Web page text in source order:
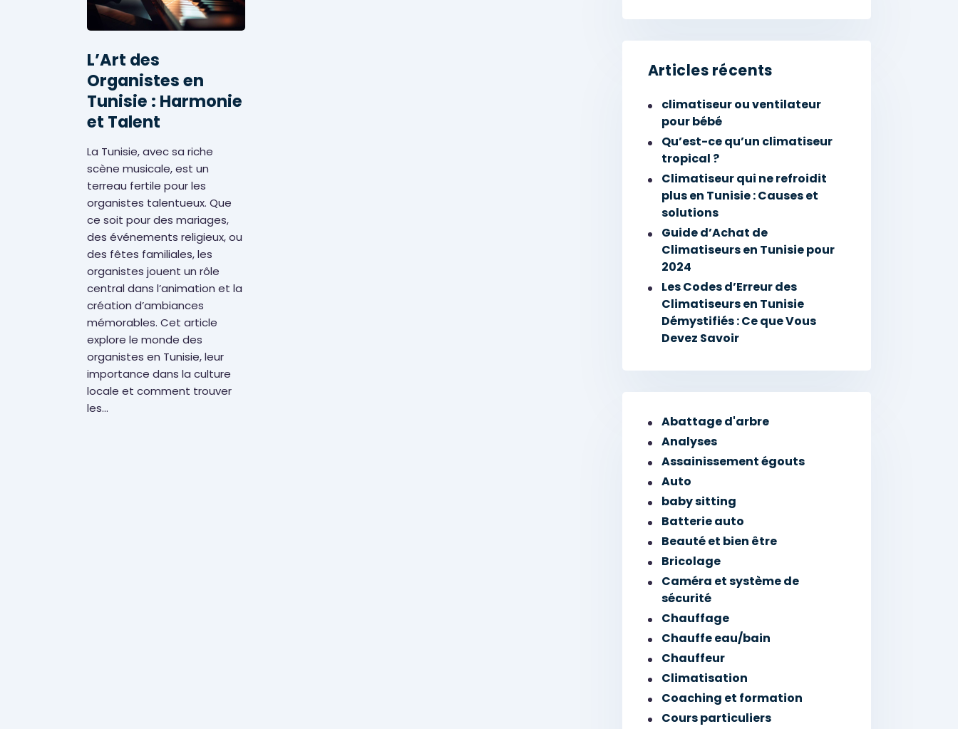
Évènementiels
L’Art des
Organistes en
Tunisie : Harmonie
et Talent
La Tunisie, avec sa riche
scène musicale, est un
terreau fertile pour les
organistes talentueux. Que
ce soit pour des mariages,
des événements religieux, ou
des fêtes familiales, les
organistes jouent un rôle
central dans l’animation et la
création d’ambiances
mémorables. Cet article
explore le monde des
organistes en Tunisie, leur
importance dans la culture
locale et comment trouver
les…
Articles récents
climatiseur ou ventilateur
pour bébé
Qu’est-ce qu’un climatiseur
tropical ?
Climatiseur qui ne refroidit
plus en Tunisie : Causes et
solutions
Guide d’Achat de
Climatiseurs en Tunisie pour
2024
Les Codes d’Erreur des
Climatiseurs en Tunisie
Démystifiés : Ce que Vous
Devez Savoir
Abattage d'arbre
Analyses
Assainissement égouts
Auto
baby sitting
Batterie auto
Beauté et bien être
Bricolage
Caméra et système de
sécurité
Chauffage
Chauffe eau/bain
Chauffeur
Climatisation
Coaching et formation
Cours particuliers